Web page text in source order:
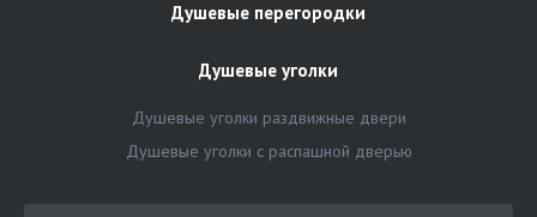
Душевые перегородки
Душевые уголки
Душевые уголки раздвижные двери
Душевые уголки с распашной дверью